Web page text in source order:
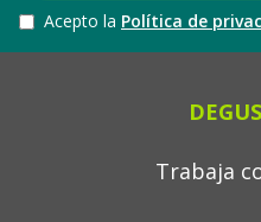
Acepto la Política de
Trabaja